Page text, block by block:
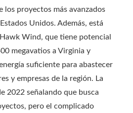
los proyectos más avanzados
Unidos. Además, está
Wind, que tiene potencial
megavatios a Virginia y
suficiente para abastecer
y empresas de la región. La
2022 señalando que busca
pero el complicado